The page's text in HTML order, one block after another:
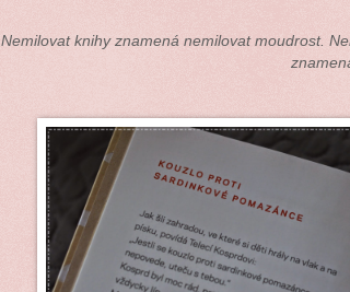
„Nemilovat knihy znamená nemilovat moudrost.